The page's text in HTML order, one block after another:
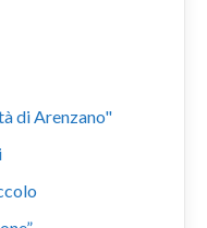
di Arenzano"